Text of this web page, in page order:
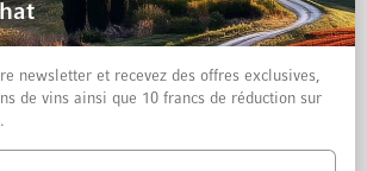
newsletter et recevez des offres exclusives,
de vins ainsi que 10 francs de réduction sur